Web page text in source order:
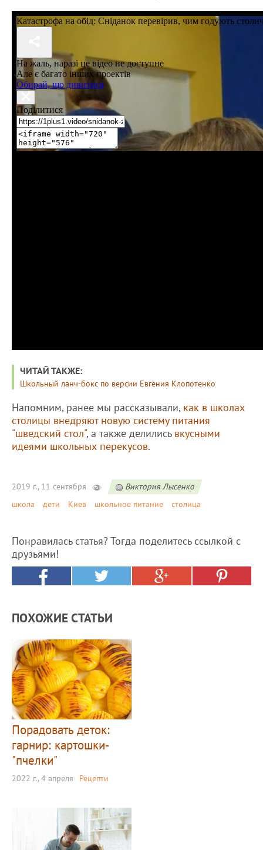
ЧИТАЙ ТАКЖЕ:
Школьный ланч-бокс по версии Евгения Клопотенко
Напомним, ранее мы рассказывали, как в школах
столицы внедряют новую систему питания
"шведский стол", а также делились вкусными
идеями школьных перекусов.
2019 г., 11 сентября
Виктория Лысенко
школа
дети Киев школьное питание столица
Понравилась статья? Тогда поделитесь ссылкой с
друзьями!
ПОХОЖИЕ СТАТЬИ
Порадовать деток:
гарнир: картошки-
"пчелки"
2022 г., 4 апреля Рецепти